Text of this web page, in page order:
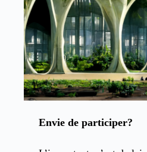
Envie de participer?